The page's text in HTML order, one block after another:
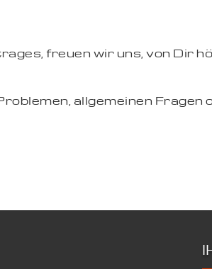
freuen wir uns, von Dir
allgemeinen Fragen